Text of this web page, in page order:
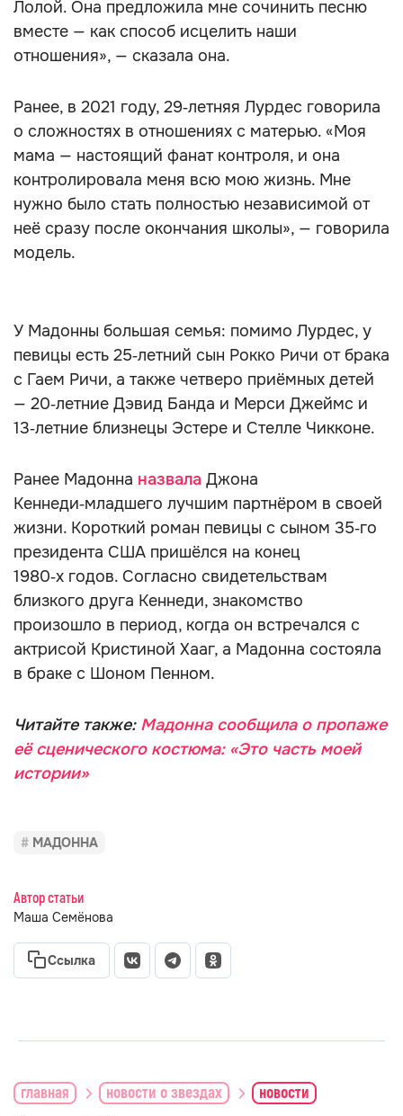
Лолой. Она предложила мне сочинить песню
вместе — как способ исцелить наши
отношения», — сказала она.
Ранее, в 2021 году, 29‑летняя Лурдес говорила
о сложностях в отношениях с матерью. «Моя
мама — настоящий фанат контроля, и она
контролировала меня всю мою жизнь. Мне
нужно было стать полностью независимой от
неё сразу после окончания школы», — говорила
модель.
У Мадонны большая семья: помимо Лурдес, у
певицы есть 25‑летний сын Рокко Ричи от брака
с Гаем Ричи, а также четверо приёмных детей
— 20‑летние Дэвид Банда и Мерси Джеймс и
13‑летние близнецы Эстере и Стелле Чикконе.
Ранее Мадонна назвала Джона
Кеннеди‑младшего лучшим партнёром в своей
жизни. Короткий роман певицы с сыном 35‑го
президента США пришёлся на конец
1980‑х годов. Согласно свидетельствам
близкого друга Кеннеди, знакомство
произошло в период, когда он встречался с
актрисой Кристиной Хааг, а Мадонна состояла
в браке с Шоном Пенном.
Читайте также: Мадонна сообщила о пропаже
её сценического костюма: «Это часть моей
истории»
МАДОННА
Автор статьи
Маша Семёнова
Ссылка
главная новости о звездах новости